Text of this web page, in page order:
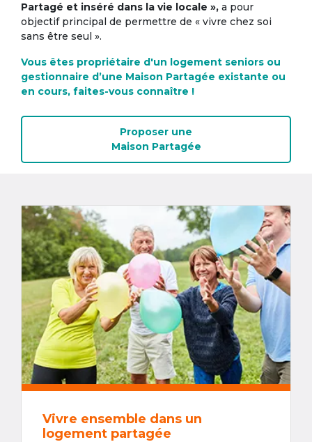
Partagé et inséré dans la vie locale », a pour
objectif principal de permettre de « vivre chez soi
sans être seul ».
Vous êtes propriétaire d'un logement seniors ou
gestionnaire d’une Maison Partagée existante ou
en cours, faites-vous connaître !
Proposer une
Maison Partagée
Vivre ensemble dans un
logement partagée